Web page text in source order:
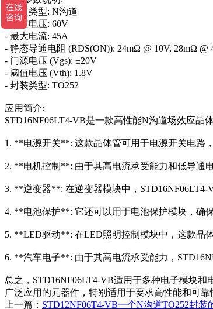
- 沟道类型: N沟道
- 额定电压: 60V
- 最大电流: 45A
- 静态导通电阻 (RDS(ON)): 24mΩ @ 10V, 28mΩ @
- 门源电压 (Vgs): ±20V
- 阈值电压 (Vth): 1.8V
- 封装类型: TO252
应用简介:
STD16NF06LT4-VB是一款高性能N沟道场效应晶
1. **电源开关**: 这款晶体管可用于电源开关电路
2. **电机控制**: 由于其高电流承受能力和低导通
3. **逆变器**: 在逆变器模块中，
4. **电池保护**: 它还可以用于电池保护模块，确
5. **LED驱动**: 在LED照明控制模块中，这款晶
6. **汽车电子**: 由于其高电流承受能力，
总之，STD16NF06LT4-VB适用于多种电子模块
广泛应用的元器件，特别适用于要求高性能和可靠
上一篇： STD12NF06T4-VB一个N沟道TO252封装